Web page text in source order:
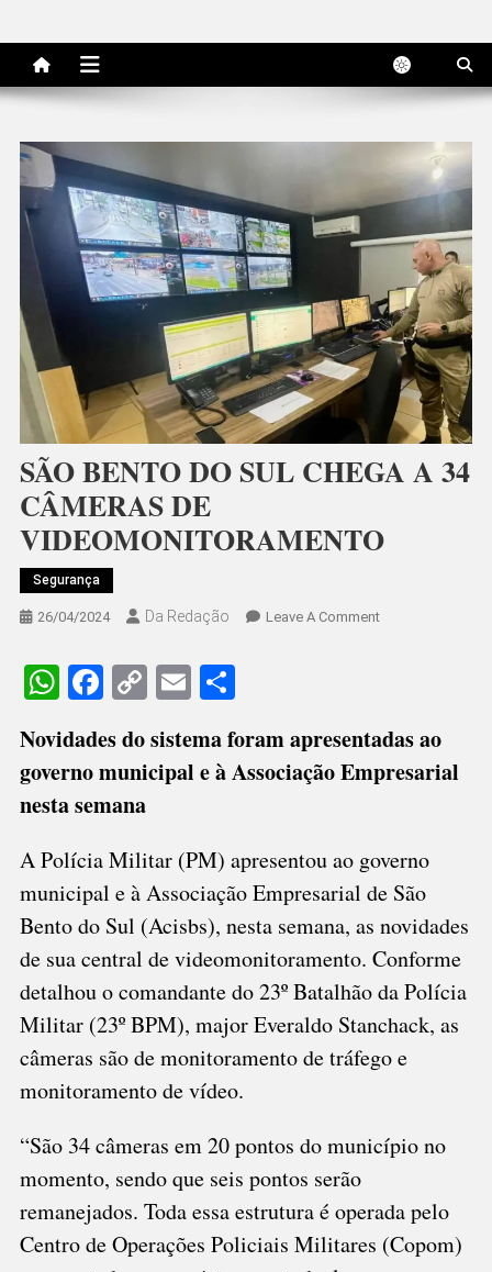
SÃO BENTO DO SUL CHEGA A 34
CÂMERAS DE
VIDEOMONITORAMENTO
Segurança
26/04/2024 Da Redação Leave A CommentOn
CHEGA
A
WhatsApp
Facebook
CopyEmailShare
Novidades do sistema foram apresentadas ao
governo municipal e à Associação Empresarial
nesta semana
A Polícia Militar (PM) apresentou ao governo
municipal e à Associação Empresarial de São
Bento do Sul (Acisbs), nesta semana, as novidades
de sua central de videomonitoramento. Conforme
detalhou o comandante do 23º Batalhão da Polícia
Militar (23º BPM), major Everaldo Stanchack, as
câmeras são de monitoramento de tráfego e
monitoramento de vídeo.
“São 34 câmeras em 20 pontos do município no
momento, sendo que seis pontos serão
remanejados. Toda essa estrutura é operada pelo
Centro de Operações Policiais Militares (Copom)